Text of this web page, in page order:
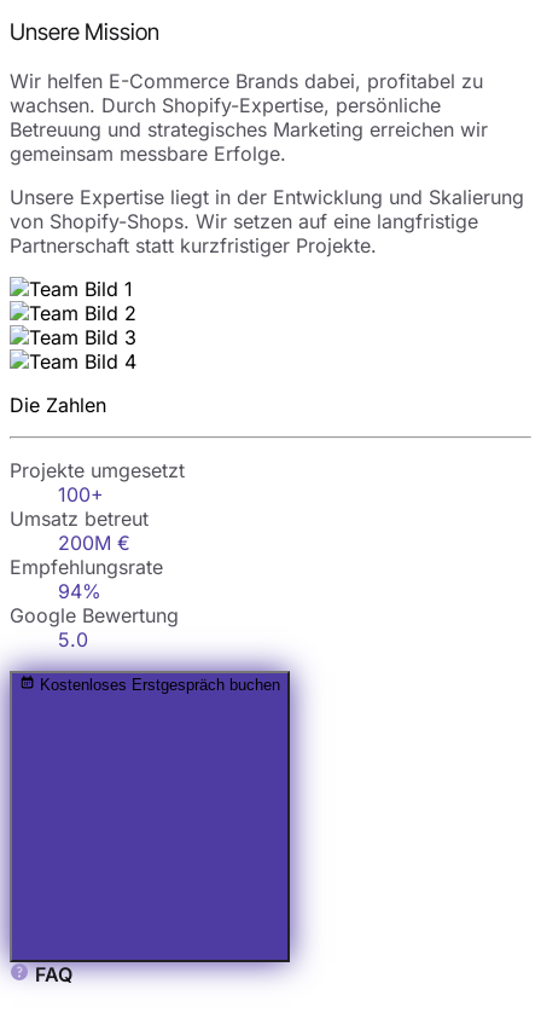
Unsere Mission
Wir helfen E-Commerce Brands dabei, profitabel zu
wachsen. Durch Shopify-Expertise, persönliche
Betreuung und strategisches Marketing erreichen wir
gemeinsam messbare Erfolge.
Unsere Expertise liegt in der Entwicklung und Skalierung
von Shopify-Shops. Wir setzen auf eine langfristige
Partnerschaft statt kurzfristiger Projekte.
Die Zahlen
Projekte umgesetzt
100+
Umsatz betreut
200M €
Empfehlungsrate
94%
Google Bewertung
5.0
Kostenloses Erstgespräch buchen
FAQ